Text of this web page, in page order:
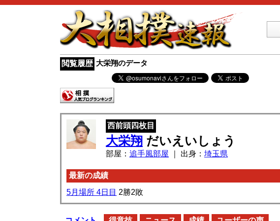
閲覧履歴 大栄翔のデータ
西前頭四枚目
大栄翔 だいえいしょう
部屋： 追手風部屋 ｜ 出身： 埼玉県
最新の成績
5月場所 4日目 2勝2敗